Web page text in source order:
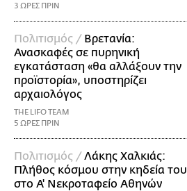
3 ΩΡΕΣ ΠΡΙΝ
Πολιτισμός / Βρετανία:
Ανασκαφές σε πυρηνική
εγκατάσταση «θα αλλάξουν την
προϊστορία», υποστηρίζει
αρχαιολόγος
THE LIFO TEAM
5 ΩΡΕΣ ΠΡΙΝ
Πολιτισμός /Λάκης Χαλκιάς:
Πλήθος κόσμου στην κηδεία του
στο Α' Νεκροταφείο Αθηνών